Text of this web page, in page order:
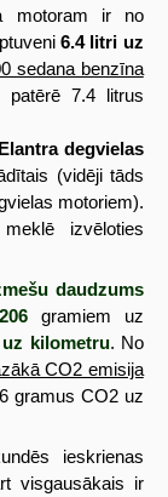
motoram ir no
6.4 litri uz
sedana benzīna
7.4 litrus
degvielas
(vidēji tāds
motoriem).
izvēloties
daudzums
gramiem uz
uz kilometru. No
CO2 emisija
gramus CO2 uz
ieskrienas
visgausākais ir